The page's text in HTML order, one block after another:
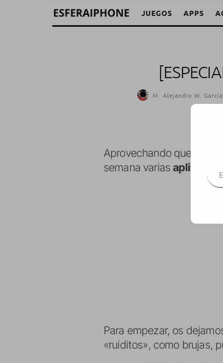
JUEGOS APPS
M. Alejandro W.
Aprovechando que el fin
semana varias
Para empezar, os
«ruiditos», como brujas,